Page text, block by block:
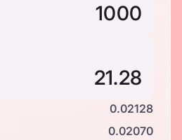
0.02128
0.02070